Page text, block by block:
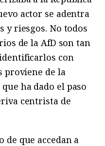
actor se adentra
y riesgos. No todos
de la AfD son tan
con
proviene de la
ha dado el paso
centrista de
de que accedan a